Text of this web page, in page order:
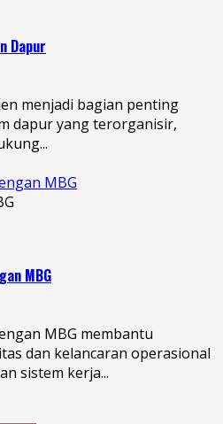
Dapur
menjadi bagian penting
dapur yang terorganisir,
MBG
MBG
MBG membantu
dan kelancaran operasional
sistem kerja...